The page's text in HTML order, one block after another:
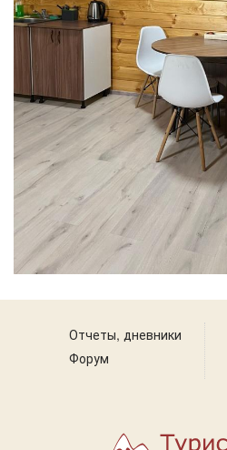
Отчеты, дневники
Форум